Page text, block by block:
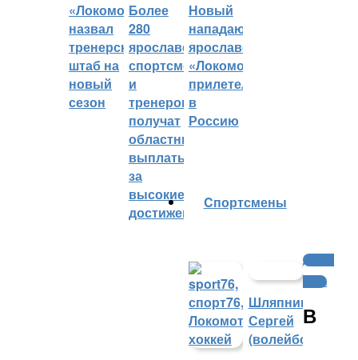
«Локомотив»
назвал
тренерский
штаб на
новый
сезон
Более
280
ярославских
спортсменов
и
тренеров
получат
областные
выплаты
за
высокие
достижения
Новый
нападающий
ярославского
«Локомотива»
прилетел
в
Россию
Cпортсмены
Шляпников
Сергей
(волейбол)
Другие
виды
В